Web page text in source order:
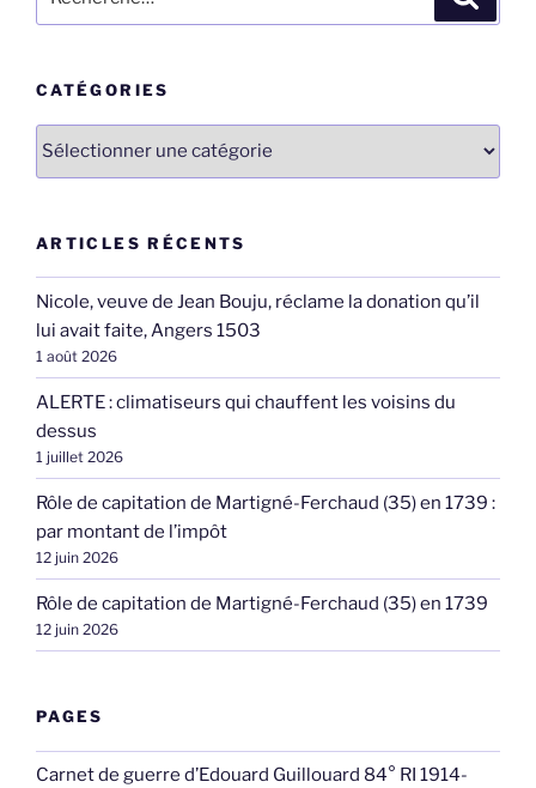
pour
CATÉGORIES
Catégories
ARTICLES RÉCENTS
Nicole, veuve de Jean Bouju, réclame la donation qu’il
lui avait faite, Angers 1503
1 août 2026
ALERTE : climatiseurs qui chauffent les voisins du
dessus
1 juillet 2026
Rôle de capitation de Martigné-Ferchaud (35) en 1739 :
par montant de l’impôt
12 juin 2026
Rôle de capitation de Martigné-Ferchaud (35) en 1739
12 juin 2026
PAGES
Carnet de guerre d’Edouard Guillouard 84° RI 1914-